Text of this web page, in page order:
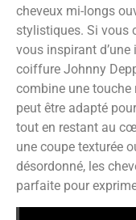
cheveux mi-longs
stylistiques. Si vous
vous inspirant
coiffure Johnny
combine une touche
peut être adapté
tout en restant au
une coupe texturée
désordonné, les
parfaite pour